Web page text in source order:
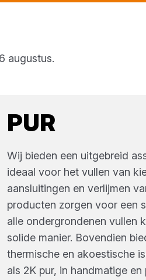
PUR
Wij bieden een uitgebreid
ideaal voor het vullen van
aansluitingen en verlijmen
producten zorgen voor een
alle ondergrondenen vullen
solide manier. Bovendien
thermische en akoestische
als 2K pur, in handmatige
augustus.